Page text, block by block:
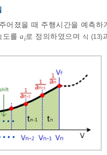
어졌을 때 주행시간을 예측
도를 a i로 정의하였으며 식 (13)